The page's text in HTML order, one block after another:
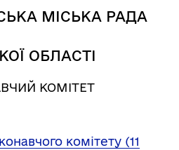
МІСЬКА РАДА
ОБЛАСТІ
КОМІТЕТ
комітету (11